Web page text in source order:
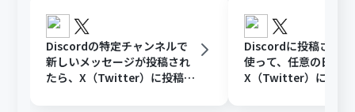
Discordの特定チャンネルで
新しいメッセージが投稿され
たら、X（Twitter）に投稿す
Discordに投稿され
使って、任意の日時に
X（Twitter）に投稿